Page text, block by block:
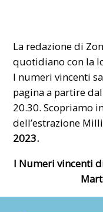
La redazione di
quotidiano con la
I numerivincenti
pagina a partire
20.30. Scopriamo
dell’estrazione
2023.
I Numeri vincenti